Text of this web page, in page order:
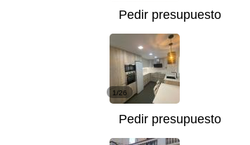
Pedir presupuesto
1/26
Pedir presupuesto